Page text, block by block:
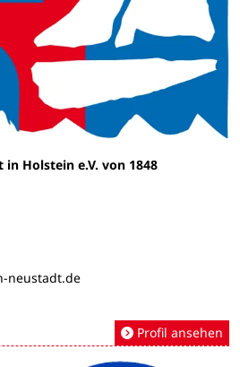
Holstein e.V. von 1848
neustadt.de
Profil ansehen